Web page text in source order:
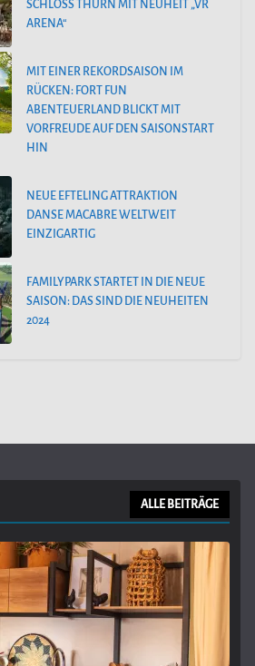
SCHLOSS THURN MIT NEUHEIT „VR
ARENA“
MIT EINER REKORDSAISON IM
RÜCKEN: FORT FUN
ABENTEUERLAND BLICKT MIT
VORFREUDE AUF DEN SAISONSTART
HIN
NEUE EFTELING ATTRAKTION
DANSE MACABRE WELTWEIT
EINZIGARTIG
FAMILYPARK STARTET IN DIE NEUE
SAISON: DAS SIND DIE NEUHEITEN
2024
ALLE BEITRÄGE